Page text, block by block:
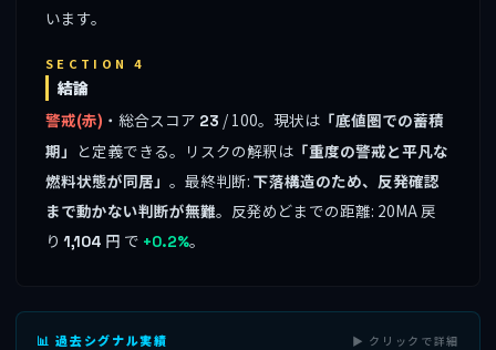
います。
SECTION 4
結論
警戒(赤) ・総合スコア 23 / 100。現状は 「底値圏での蓄積
期」 と定義できる。リスクの解釈は 「重度の警戒と平凡な
燃料状態が同居」 。最終判断: 下落構造のため、反発確認
まで動かない判断が無難。反発めどまでの距離: 20MA 戻
り1,104 円 で +0.2%。
📊 過去シグナル実績 ▶ クリックで詳細